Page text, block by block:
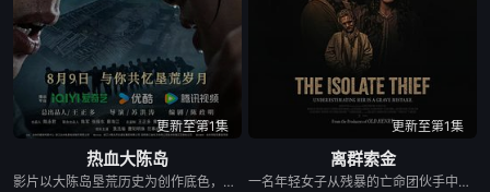
更新至第1集
热血大陈岛
影片以大陈岛垦荒历史为创作底色，在尊重历史真实性的前提下，以年轻化、科技化的光影语言活化红色记忆，生动诠释了“艰苦创业、奋发图强、无私奉献、开拓创新”的大陈岛垦荒精神，斩获第五届亚洲国际青年电影展金兰奖“最佳AI影片”等两个奖项。
更新至第1集
离群索金
一名年轻女子从残暴的亡命团伙手中劫走了一批黄金，一路逃到边境荒原深处的偏远哨站暂避。歹徒很快循着踪迹追来，迅速控制了这座孤立无援的据点，将她困在其中。致命凛冬席卷荒原，暴雪封死了所有退路，没有外援也没有退路。女子只能依靠对地形的熟悉和过人的智谋，与一众歹徒周旋博弈。在这片无人援手的荒蛮之地，活下去本身就是一场充斥着狡诈与背叛的危险游戏，而黄金，就是所有人赌上性命的筹码。